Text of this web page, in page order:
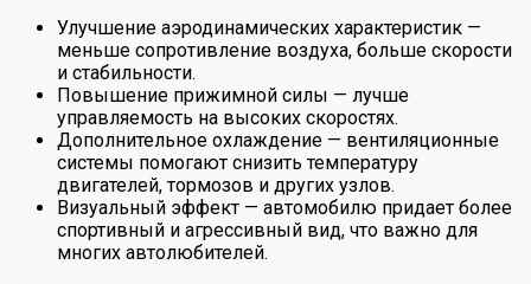
Улучшение аэродинамических характеристик —
меньше сопротивление воздуха, больше скорости
и стабильности.
Повышение прижимной силы — лучше
управляемость на высоких скоростях.
Дополнительное охлаждение — вентиляционные
системы помогают снизить температуру
двигателей, тормозов и других узлов.
Визуальный эффект — автомобилю придает более
спортивный и агрессивный вид, что важно для
многих автолюбителей.